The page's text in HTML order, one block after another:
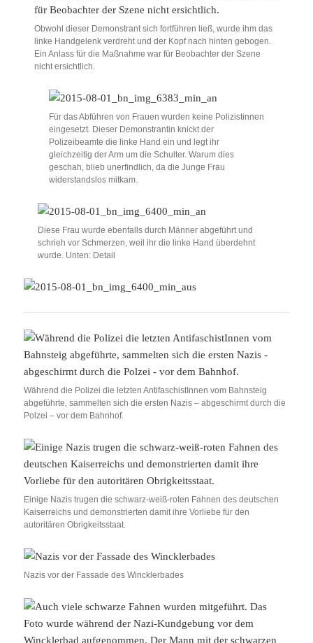
Obwohl dieser Demonstrant sich fortführen ließ, wurde ihm das
linke Handgelenk verdreht und der Kopf nach hinten gebogen.
Ein Anlass für die Maßnahme war für Beobachter der Szene
nicht ersichtlich.
Für das Abführen von Frauen wurden keine Polizistinnen
eingesetzt. Dieser Demonstrantin knickt der
Polizeibeamte die linke Hand ein und legt ihr
gleichzeitig der Arm um die Schulter. Warum dies
geschah, blieb unerfindlich, da die Junge Frau
widerstandslos mitkam.
Diese Frau wurde ebenfalls durch Männer abgeführt und
schrieh vor Schmerzen, weil ihr die linke Hand überdehnt
wurde. Unten: Detail
Während die Polizei die letzten AntifaschistInnen vom Bahnsteig
abgeführte, sammelten sich die ersten Nazis – abgeschirmt durch die
Polzei – vor dem Bahnhof.
Einige Nazis trugen die schwarz-weiß-roten Fahnen des deutschen
Kaiserreichs und demonstrierten damit ihre Vorliebe für den
autoritären Obrigkeitsstaat.
Nazis vor der Fassade des Wincklerbades